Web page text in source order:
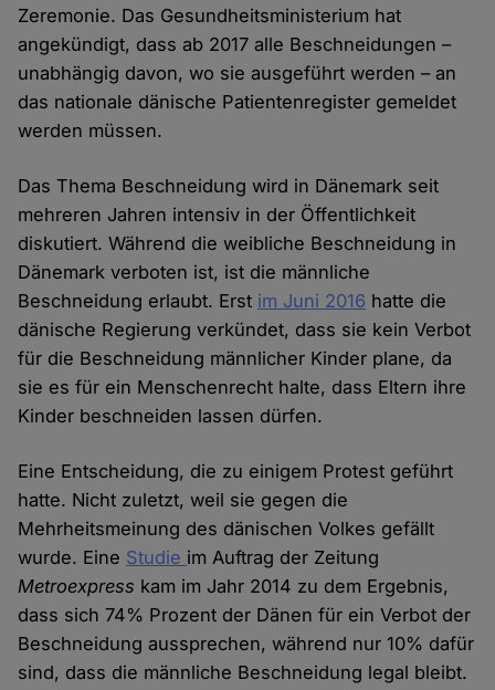
Zeremonie. Das Gesundheitsministerium hat
angekündigt, dass ab 2017 alle Beschneidungen –
unabhängig davon, wo sie ausgeführt werden – an
das nationale dänische Patientenregister gemeldet
werden müssen.
Das Thema Beschneidung wird in Dänemark seit
mehreren Jahren intensiv in der Öffentlichkeit
diskutiert. Während die weibliche Beschneidung in
Dänemark verboten ist, ist die männliche
Beschneidung erlaubt. Erst im Juni 2016 hatte die
dänische Regierung verkündet, dass sie kein Verbot
für die Beschneidung männlicher Kinder plane, da
sie es für ein Menschenrecht halte, dass Eltern ihre
Kinder beschneiden lassen dürfen.
Eine Entscheidung, die zu einigem Protest geführt
hatte. Nicht zuletzt, weil sie gegen die
Mehrheitsmeinung des dänischen Volkes gefällt
wurde. Eine Studie im Auftrag der Zeitung
Metroexpress kam im Jahr 2014 zu dem Ergebnis,
dass sich 74% Prozent der Dänen für ein Verbot der
Beschneidung aussprechen, während nur 10% dafür
sind, dass die männliche Beschneidung legal bleibt.